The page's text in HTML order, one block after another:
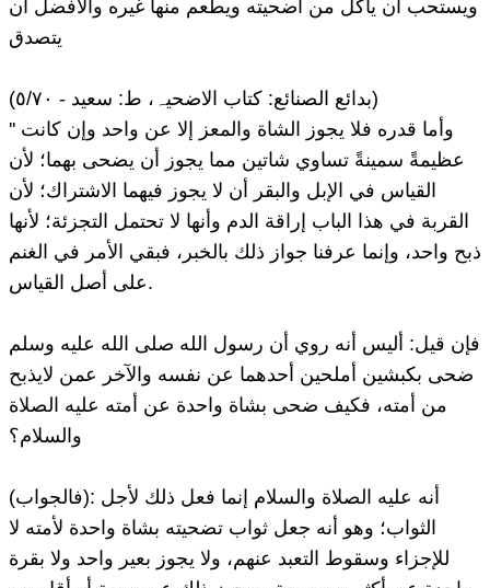
ويستحب أن يأكل من أضحيته ويطعم منها غيره والأفضل أن
يتصدق
(بدائع الصنائع: کتاب الاضحیہ، ط: سعید - ٥/٧٠)
'' وأما قدره فلا يجوز الشاة والمعز إلا عن واحد وإن كانت
عظيمةً سمينةً تساوي شاتين مما يجوز أن يضحى بهما؛ لأن
القياس في الإبل والبقر أن لا يجوز فيهما الاشتراك؛ لأن
القربة في هذا الباب إراقة الدم وأنها لا تحتمل التجزئة؛ لأنها
ذبح واحد، وإنما عرفنا جواز ذلك بالخبر، فبقي الأمر في الغنم
على أصل القياس.
فإن قيل: أليس أنه روي أن رسول الله صلى الله عليه وسلم
ضحى بكبشين أملحين أحدهما عن نفسه والآخر عمن لايذبح
من أمته، فكيف ضحى بشاة واحدة عن أمته عليه الصلاة
والسلام؟
(فالجواب): أنه عليه الصلاة والسلام إنما فعل ذلك لأجل
الثواب؛ وهو أنه جعل ثواب تضحيته بشاة واحدة لأمته لا
للإجزاء وسقوط التعبد عنهم، ولا يجوز بعير واحد ولا بقرة